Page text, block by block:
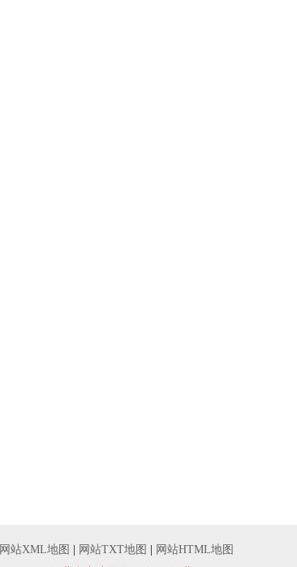
网站XML地图 网站TXT地图
网站HTML地图